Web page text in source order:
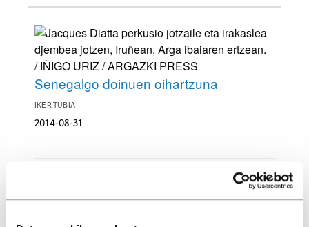
Senegalgo doinuen oihartzuna
IKER TUBIA
2014-08-31